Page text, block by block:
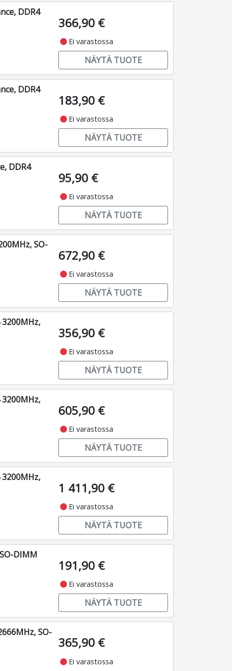
DDR4
366,90 €
fiber_manual_record Ei varastossa
NÄYTÄ TUOTE
DDR4
183,90 €
fiber_manual_record Ei varastossa
NÄYTÄ TUOTE
DDR4
95,90 €
fiber_manual_record Ei varastossa
NÄYTÄ TUOTE
SO-
672,90 €
fiber_manual_record Ei varastossa
NÄYTÄ TUOTE
3200MHz,
356,90 €
fiber_manual_record Ei varastossa
NÄYTÄ TUOTE
3200MHz,
605,90 €
fiber_manual_record Ei varastossa
NÄYTÄ TUOTE
3200MHz,
1 411,90 €
fiber_manual_record Ei varastossa
NÄYTÄ TUOTE
DIMM
191,90 €
fiber_manual_record Ei varastossa
NÄYTÄ TUOTE
SO-
365,90 €
fiber_manual_record Ei varastossa